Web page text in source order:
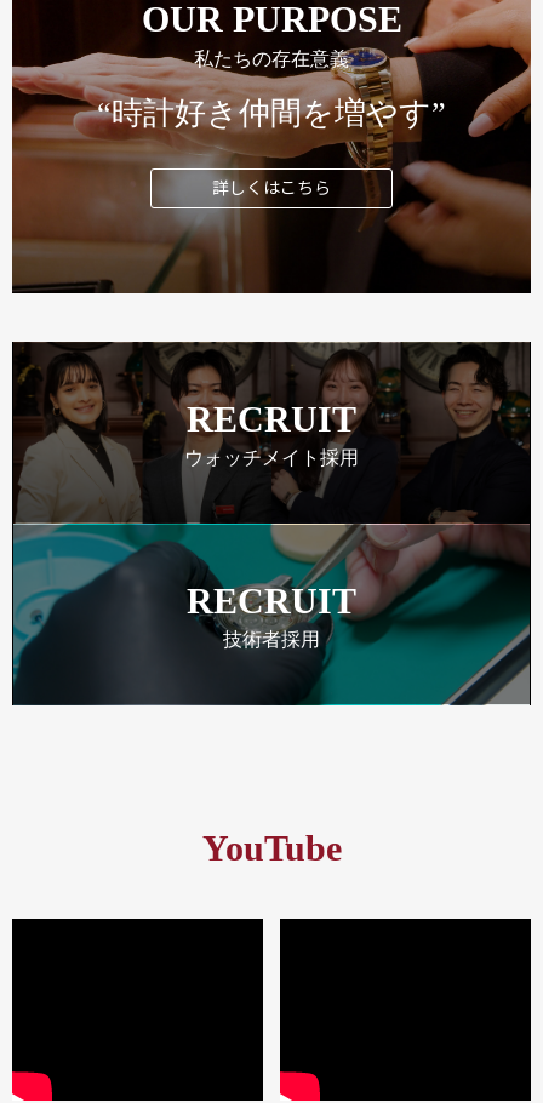
OUR PURPOSE
私たちの存在意義
“時計好き仲間を増やす”
詳しくはこちら
RECRUIT
ウォッチメイト採用
RECRUIT
技術者採用
YouTube